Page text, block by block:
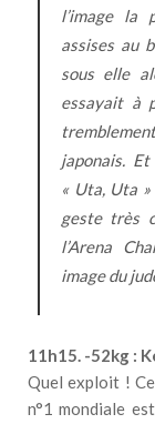
l’image la
assises au
sous elle
essayait à
japonais.
« Uta, Uta
geste très
l’Arena
image du
11h15. -52kg :
Quel exploit !
n°1 mondiale